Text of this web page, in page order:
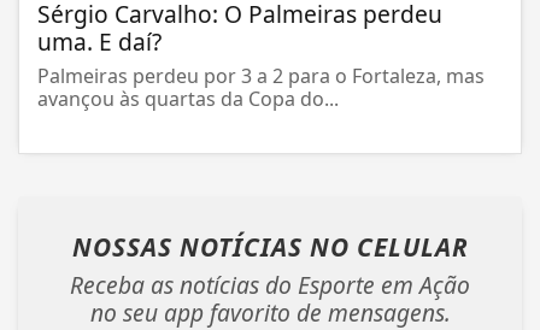
Sérgio Carvalho: O Palmeiras perdeu
uma. E daí?
Palmeiras perdeu por 3 a 2 para o Fortaleza, mas
avançou às quartas da Copa do...
NOSSAS NOTÍCIAS NO CELULAR
Receba as notícias do Esporte em Ação
no seu app favorito de mensagens.